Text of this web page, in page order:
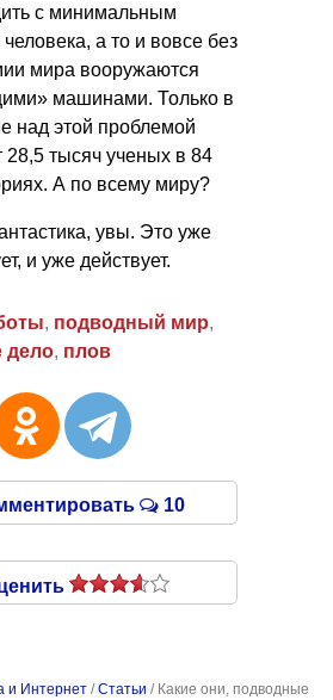
с минимальным
а то и вовсе без
мира вооружаются
машинами. Только в
над этой проблемой
28,5 тысяч ученых в 84
А по всему миру?
увы. Это уже
и уже действует.
, подводный мир,
дело, плов
10
и Интернет /Статьи / Какие они, подводные